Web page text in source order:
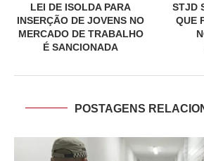
LEI DE ISOLDA PARA
INSERÇÃO DE JOVENS NO
MERCADO DE TRABALHO
É SANCIONADA
STJD
QUE
POSTAGENS